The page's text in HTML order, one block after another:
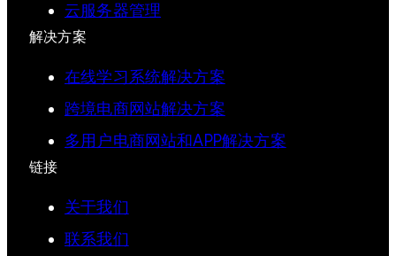
云服务器管理
解决方案
在线学习系统解决方案
跨境电商网站解决方案
多用户电商网站和APP解决方案
链接
关于我们
联系我们